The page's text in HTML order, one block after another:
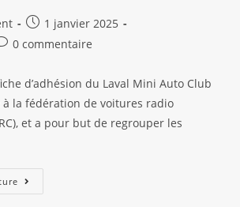
Publication
publiée :
1 janvier 2025
:
0 commentaire
d’adhésion du Laval Mini Auto Club
à la fédération de voitures radio
et a pour but de regrouper les
Adhésion
Au